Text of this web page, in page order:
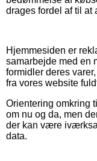
drages fordel af til at
Hjemmesiden er
samarbejde med en
formidler deres
fra vores website
Orientering omkring
om nu og da, men
der kan være
data.